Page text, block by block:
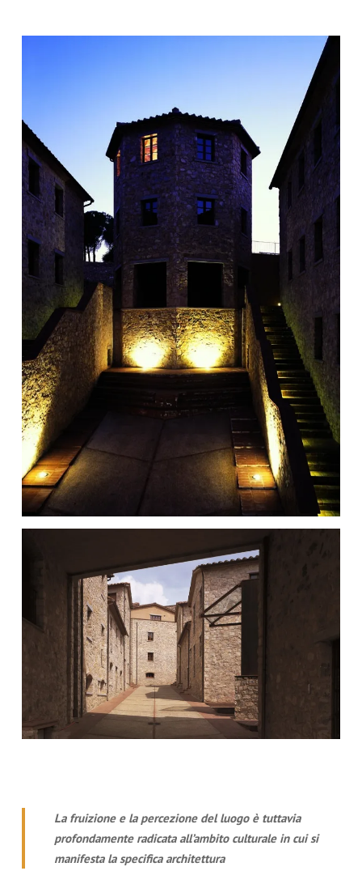
La fruizione e la percezione del luogo è tuttavia
profondamente radicata all’ambito culturale in cui si
manifesta la specifica architettura